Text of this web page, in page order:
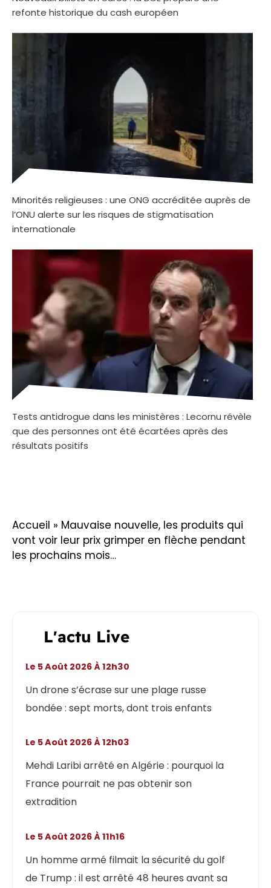
refonte historique du cash européen
Minorités religieuses : une ONG accréditée auprès de
l’ONU alerte sur les risques de stigmatisation
internationale
Tests antidrogue dans les ministères : Lecornu révèle
que des personnes ont été écartées après des
résultats positifs
Accueil » Mauvaise nouvelle, les produits qui
vont voir leur prix grimper en flèche pendant
les prochains mois…
L'actu Live
Un drone s’écrase sur une plage russe
bondée : sept morts, dont trois enfants
Le 5 Août 2026 À 12h30
Mehdi Laribi arrêté en Algérie : pourquoi la
France pourrait ne pas obtenir son
extradition
Le 5 Août 2026 À 12h03
Un homme armé filmait la sécurité du golf
de Trump : il est arrêté 48 heures avant sa
Le 5 Août 2026 À 11h16